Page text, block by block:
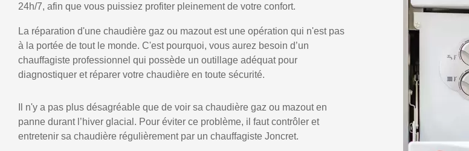
24h/7, afin que vous puissiez profiter pleinement de votre confort.
La réparation d'une chaudière gaz ou mazout est une opération qui n'est pas
à la portée de tout le monde. C'est pourquoi, vous aurez besoin d’un
chauffagiste professionnel qui possède un outillage adéquat pour
diagnostiquer et réparer votre chaudière en toute sécurité.
Il n'y a pas plus désagréable que de voir sa chaudière gaz ou mazout en
panne durant l’hiver glacial. Pour éviter ce problème, il faut contrôler et
entretenir sa chaudière régulièrement par un chauffagiste Joncret.